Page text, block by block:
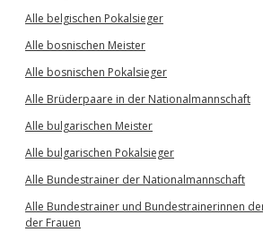
Alle belgischen Pokalsieger
Alle bosnischen Meister
Alle bosnischen Pokalsieger
Alle Brüderpaare in der Nationalmannschaft
Alle bulgarischen Meister
Alle bulgarischen Pokalsieger
Alle Bundestrainer der Nationalmannschaft
Alle Bundestrainer und Bundestrainerinnen
der Frauen